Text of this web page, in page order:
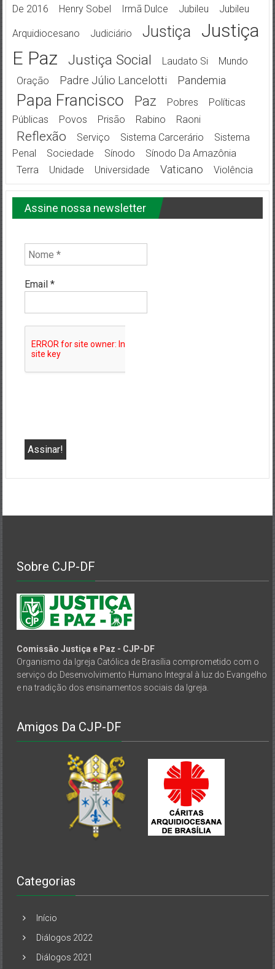
De 2016
Henry Sobel Irmã Dulce Jubileu Jubileu
Arquidiocesano Judiciário Justiça
Justiça
E Paz
Justiça Social Laudato Si
Mundo
Oração
Padre Júlio Lancelotti Pandemia
Papa Francisco Paz Pobres
Políticas
Públicas
Povos Prisão Rabino Raoni
Reflexão Serviço Sistema Carcerário
Sistema
Penal
Sociedade Sínodo
Sínodo Da Amazônia
Terra
Unidade Universidade Vaticano Violência
Assine nossa newsletter
Email *
Sobre CJP-DF
Comissão Justiça e Paz - CJP-DF
Organismo da Igreja Católica de Brasília comprometido com o
serviço do Desenvolvimento Humano Integral à luz do Evangelho
e na tradição dos ensinamentos sociais da Igreja.
Amigos Da CJP-DF
Categorias
Início
Diálogos 2022
Diálogos 2021